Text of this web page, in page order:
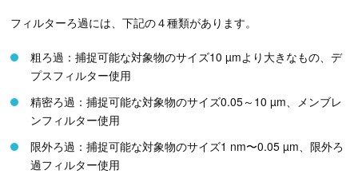
フィルターろ過には、下記の４種類があります。
粗ろ過：捕捉可能な対象物のサイズ10 µmより大きなもの、デ
プスフィルター使用
精密ろ過：捕捉可能な対象物のサイズ0.05～10 µm、メンブレ
ンフィルター使用
限外ろ過：捕捉可能な対象物のサイズ1 nm〜0.05 µm、限外ろ
過フィルター使用